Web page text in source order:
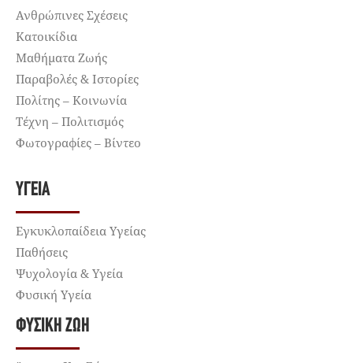
Ανθρώπινες Σχέσεις
Κατοικίδια
Μαθήματα Ζωής
Παραβολές & Ιστορίες
Πολίτης – Κοινωνία
Τέχνη – Πολιτισμός
Φωτογραφίες – Βίντεο
ΥΓΕΊΑ
Εγκυκλοπαίδεια Υγείας
Παθήσεις
Ψυχολογία & Υγεία
Φυσική Υγεία
ΦΥΣΙΚΉ ΖΩΉ